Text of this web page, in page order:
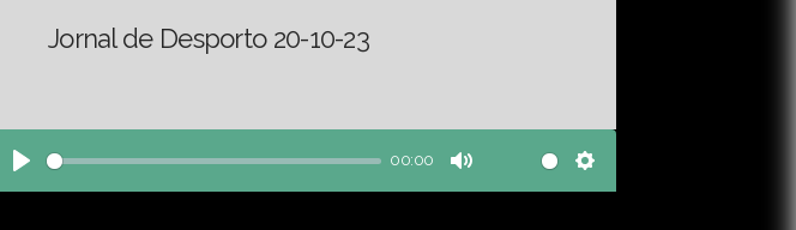
Jornal de Desporto 20-10-23
Play
00:00
Mute Settings